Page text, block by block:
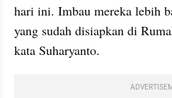
hari ini. Imbau mereka lebih
yang sudah disiapkan di
kata Suharyanto.